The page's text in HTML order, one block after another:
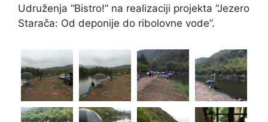
Udruženja “Bistro!” na realizaciji projekta “Jezero
Starača: Od deponije do ribolovne vode”.